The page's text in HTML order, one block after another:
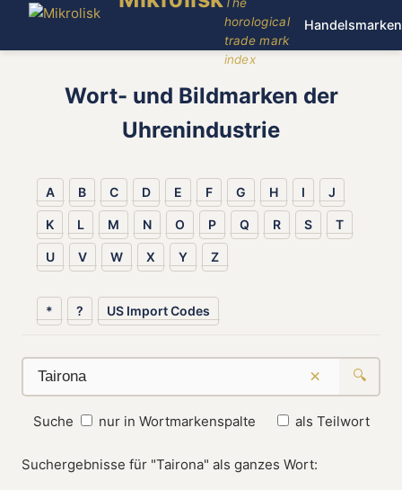
horological
trade mark
index
Handelsmarken
Wort- und Bildmarken der
Uhrenindustrie
A B C D E F G H I J
K L M N O P Q R S T
U V W X Y Z
* ? US Import Codes
× 🔍
Suche nur in Wortmarkenspalte als Teilwort
Suchergebnisse für "Tairona" als ganzes Wort: